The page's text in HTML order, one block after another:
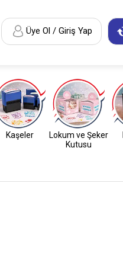
Üye Ol / Giriş Yap
Kaşeler
Lokum ve Şeker
Kutusu